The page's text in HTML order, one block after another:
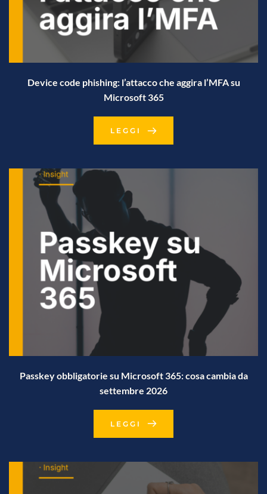
Device code phishing: l’attacco che aggira l’MFA su
Microsoft 365
LEGGI
Passkey obbligatorie su Microsoft 365: cosa cambia da
settembre 2026
LEGGI